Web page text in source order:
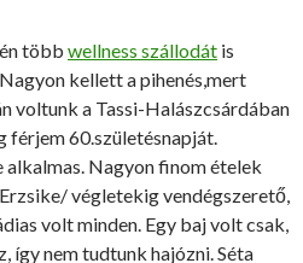
több wellness szállodát is
kellett a pihenés,mert
voltunk a Tassi-Halászcsárdában
férjem 60.születésnapját.
alkalmas. Nagyon finom ételek
végletekig vendégszerető,
volt minden. Egy baj volt csak,
így nem tudtunk hajózni. Séta